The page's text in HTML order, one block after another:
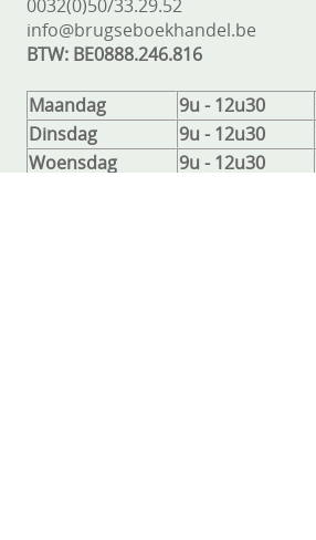
0032(0)50/33.29.52
info@brugseboekhandel.be
BTW: BE0888.246.816
Maandag 9u - 12u30
Dinsdag
9u - 12u30
Woensdag
9u - 12u30